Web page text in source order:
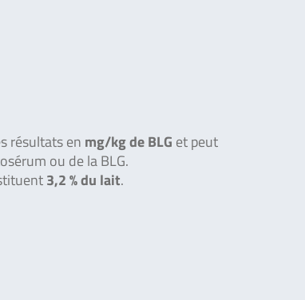
résultats en mg/kg de BLG et peut
ou de la BLG.
3,2 % du lait.